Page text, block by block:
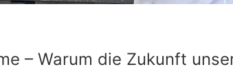
– Warum die Zukunft